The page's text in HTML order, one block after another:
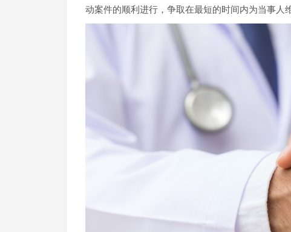
动案件的顺利进行，争取在最短的时间内为当事人